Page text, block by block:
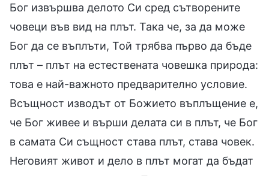
Бог извършва делото Си сред сътворените
човеци във вид на плът. Така че, за да може
Бог да се въплъти, Той трябва първо да бъде
плът – плът на естествената човешка природа:
това е най-важното предварително условие.
Всъщност изводът от Божието въплъщение е,
че Бог живее и върши делата си в плът, че Бог
в самата Си същност става плът, става човек.
Неговият живот и дело в плът могат да бъдат